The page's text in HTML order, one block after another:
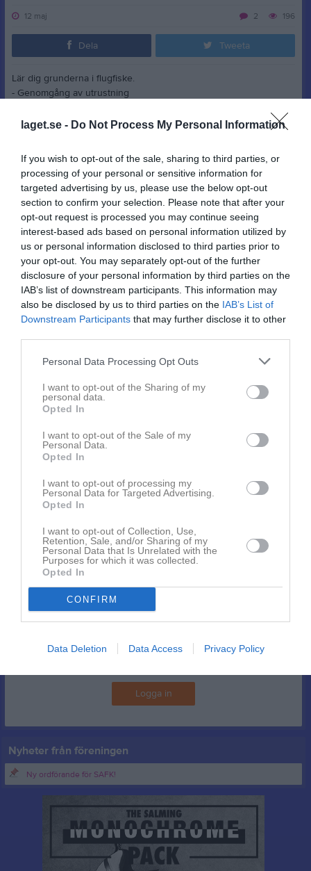
laget.se - Do Not Process My Personal Information
If you wish to opt-out of the sale, sharing to third parties, or
processing of your personal or sensitive information for
targeted advertising by us, please use the below opt-out
section to confirm your selection. Please note that after your
opt-out request is processed you may continue seeing
interest-based ads based on personal information utilized by
us or personal information disclosed to third parties prior to
your opt-out. You may separately opt-out of the further
disclosure of your personal information by third parties on the
IAB’s list of downstream participants. This information may
also be disclosed by us to third parties on the IAB’s List of
Downstream Participants that may further disclose it to other
Personal Data Processing Opt Outs
I want to opt-out of the Sharing of my
personal data.
Opted In
I want to opt-out of the Sale of my
Personal Data.
Opted In
I want to opt-out of processing my
Personal Data for Targeted Advertising.
Opted In
I want to opt-out of Collection, Use,
Retention, Sale, and/or Sharing of my
Personal Data that Is Unrelated with the
Purposes for which it was collected.
Opted In
CONFIRM
Data Deletion Data Access Privacy Policy
12 maj 196
2
Dela Tweeta
Lär dig grunderna i flugfiske.
- Genomgång av utrustning
- Flugkastning i praktiken
Datum: Lördag 13 Juni 2026
Samling i Södertälje Amatörfiske Klubbs lokal
08:00 – 10:00 Teori spö, linor, knutar och flugkastning
10:00 – 11:30 Flugkastning i praktiken.
11:30 – 12:00 Lunch rast
12:00 – 15:00 Flugkastning i praktiken fortsättning.
Flytt till sjö för fiske (frivillig)
Kostnad 100 kr. Tillkommer fiskekort för de som önskar avsluta
med fiske.
Anmälan skickar ni till: sodermanland@fjallorna.se
Kassör
Dela Tweeta
kommentarer
Peter Johansson
Finns flugfiskespö till låns?
Rapportera
Virpi Lahdenperä
Ja, de finns flugfiskespön att låna under dagen :-)
Man behöver ha med sig kläder efter väder.
Lunch är bra att ta med sig eftersom rasten är ganska kort.
Middagsmat kan man handla på vägen till sjön. De som
tillkommer är fiskekort för de som vill fiska i sjön.
Rapportera
Logga in
Nyheter från föreningen
Ny ordförande för SAFK!